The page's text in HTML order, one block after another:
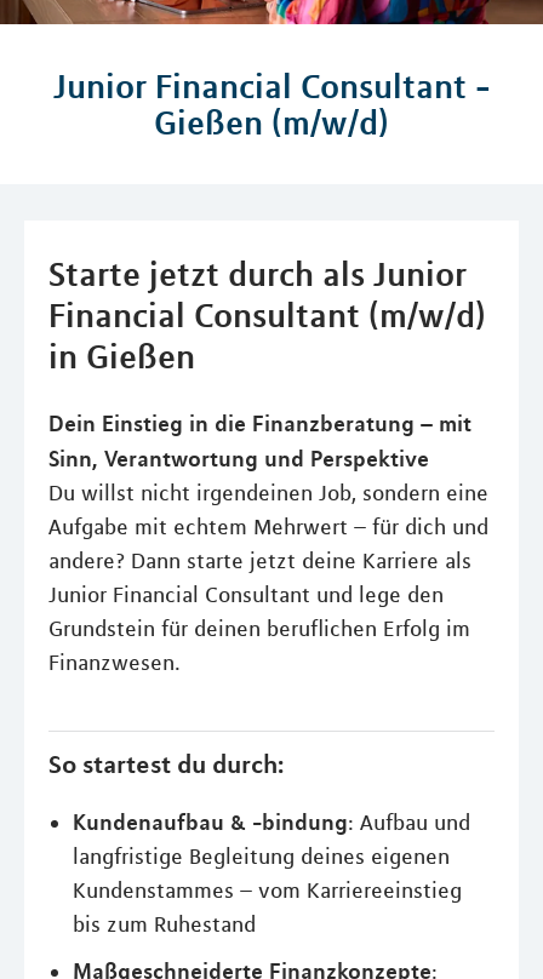
Junior Financial Consultant -
Gießen (m/w/d)
Starte jetzt durch als Junior
Financial Consultant (m/w/d)
in Gießen
Dein Einstieg in die Finanzberatung – mit
Sinn, Verantwortung und Perspektive
Du willst nicht irgendeinen Job, sondern eine
Aufgabe mit echtem Mehrwert – für dich und
andere? Dann starte jetzt deine Karriere als
Junior Financial Consultant und lege den
Grundstein für deinen beruflichen Erfolg im
Finanzwesen.
So startest du durch:
Kundenaufbau & -bindung: Aufbau und
langfristige Begleitung deines eigenen
Kundenstammes – vom Karriereeinstieg
bis zum Ruhestand
Maßgeschneiderte Finanzkonzepte: